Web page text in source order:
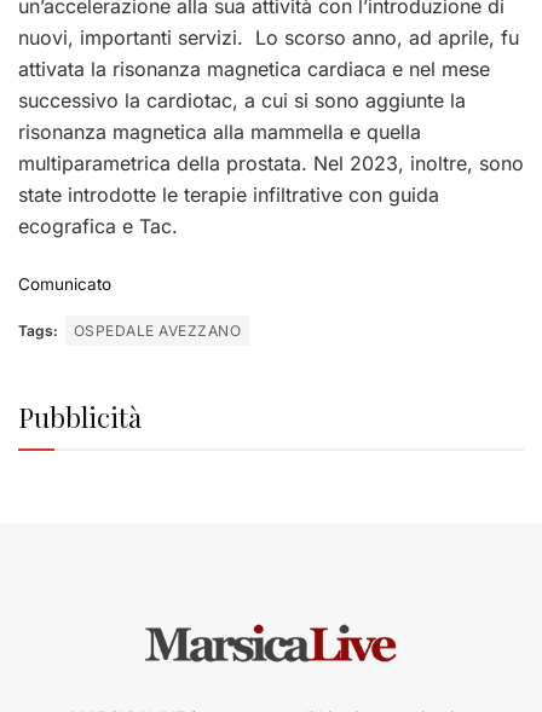
un’accelerazione alla sua attività con l’introduzione di
nuovi, importanti servizi. Lo scorso anno, ad aprile, fu
attivata la risonanza magnetica cardiaca e nel mese
successivo la cardiotac, a cui si sono aggiunte la
risonanza magnetica alla mammella e quella
multiparametrica della prostata. Nel 2023, inoltre, sono
state introdotte le terapie infiltrative con guida
ecografica e Tac.
Comunicato
Tags: OSPEDALE AVEZZANO
Pubblicità